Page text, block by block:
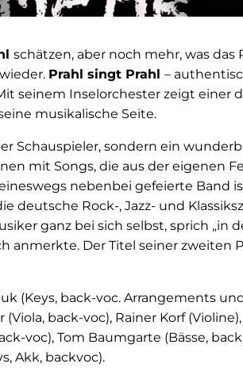
schätzen, aber noch mehr, was das
Prahl singt Prahl –
seinem Inselorchester zeigt einer
musikalische Seite.
Schauspieler, sondern ein
mit Songs, die aus der eigenen
nebenbei gefeierte Band
deutsche Rock-, Jazz- und
ganz bei sich selbst, sprich „in
anmerkte. Der Titel seiner zweiten
(Keys, back-voc. Arrangements
back-voc), Rainer Korf
voc), Tom Baumgarte (Bässe,
Akk, backvoc).